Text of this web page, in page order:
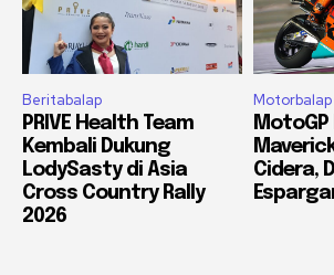
Beritabalap
PRIVE Health Team
Kembali Dukung
LodySasty di Asia
Cross Country Rally
2026
Motorbalap
Cidera,